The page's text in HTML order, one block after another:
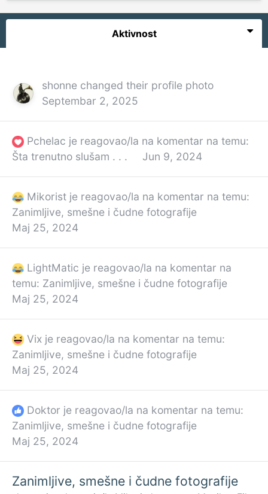
Aktivnost
shonne changed their profile photo
Septembar 2, 2025
Pchelac je reagovao/la na komentar na temu:
Šta trenutno slušam . . .
Jun 9, 2024
Mikorist je reagovao/la na komentar na temu:
Zanimljive, smešne i čudne fotografije
Maj 25, 2024
LightMatic je reagovao/la na komentar na
temu: Zanimljive, smešne i čudne fotografije
Maj 25, 2024
Vix je reagovao/la na komentar na temu:
Zanimljive, smešne i čudne fotografije
Maj 25, 2024
Doktor je reagovao/la na komentar na temu:
Zanimljive, smešne i čudne fotografije
Maj 25, 2024
Zanimljive, smešne i čudne fotografije